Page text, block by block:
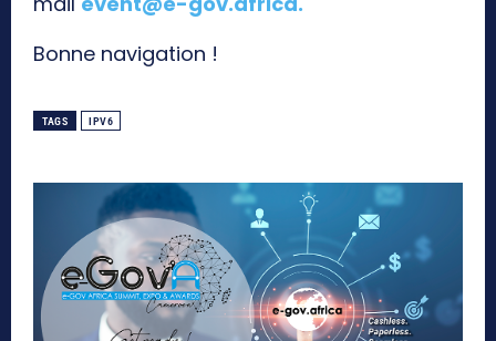
Bonne navigation !
TAGS IPV6